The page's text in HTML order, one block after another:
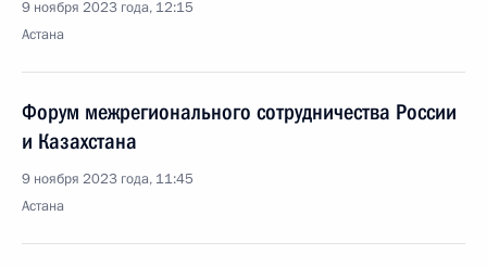
9 ноября 2023 года, 12:15
Астана
Форум межрегионального сотрудничества России
и Казахстана
9 ноября 2023 года, 11:45
Астана